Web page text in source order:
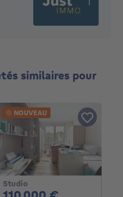
Studio
NOUVEAU